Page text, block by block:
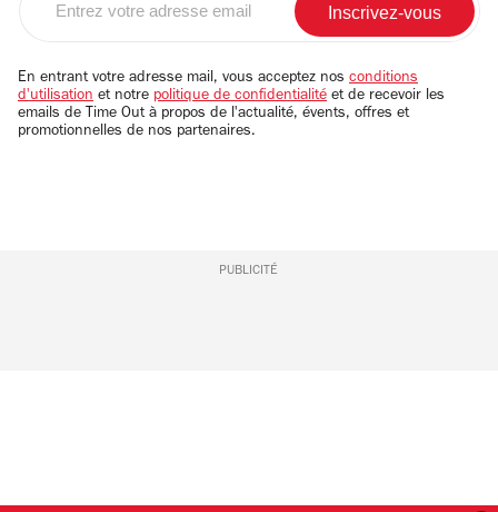
email
En entrant votre adresse mail, vous acceptez nos conditions
d'utilisation et notre politique de confidentialité et de recevoir les
emails de Time Out à propos de l'actualité, évents, offres et
promotionnelles de nos partenaires.
PUBLICITÉ